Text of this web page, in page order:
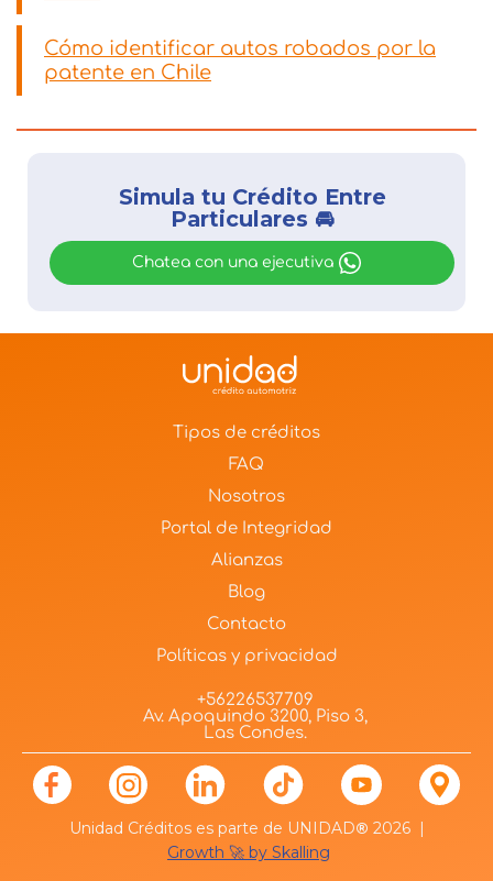
Cómo identificar autos robados por la
patente en Chile
Simula tu Crédito Entre
Particulares 🚘
Chatea con una ejecutiva
Tipos de créditos
FAQ
Nosotros
Portal de Integridad
Alianzas
Blog
Contacto
Políticas y privacidad
+56226537709
Av. Apoquindo 3200, Piso 3,
Las Condes.
Unidad Créditos es parte de UNIDAD® 2026 |
Growth 🚀 by Skalling